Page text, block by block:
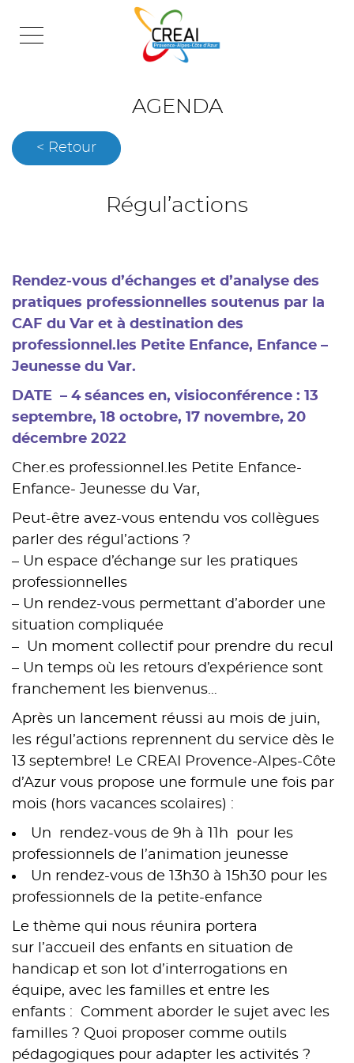
AGENDA
< Retour
Régul’actions
Rendez-vous d’échanges et d’analyse des
pratiques professionnelles soutenus par la
CAF du Var et à destination des
professionnel.les Petite Enfance, Enfance –
Jeunesse du Var.
DATE – 4 séances en, visioconférence : 13
septembre, 18 octobre, 17 novembre, 20
décembre 2022
Cher.es professionnel.les Petite Enfance-
Enfance- Jeunesse du Var,
Peut-être avez-vous entendu vos collègues
parler des régul’actions ?
– Un espace d’échange sur les pratiques
professionnelles
– Un rendez-vous permettant d’aborder une
situation compliquée
– Un moment collectif pour prendre du recul
– Un temps où les retours d’expérience sont
franchement les bienvenus…
Après un lancement réussi au mois de juin,
les régul’actions reprennent du service dès le
13 septembre! Le CREAI Provence-Alpes-Côte
d’Azur vous propose une formule une fois par
mois (hors vacances scolaires) :
Un rendez-vous de 9h à 11h pour les
professionnels de l’animation jeunesse
Un rendez-vous de 13h30 à 15h30 pour les
professionnels de la petite-enfance
Le thème qui nous réunira portera
sur l’accueil des enfants en situation de
handicap et son lot d’interrogations en
équipe, avec les familles et entre les
enfants : Comment aborder le sujet avec les
familles ? Quoi proposer comme outils
pédagogiques pour adapter les activités ?